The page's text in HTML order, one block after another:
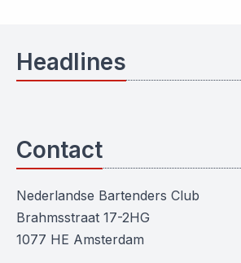
Headlines
Contact
Nederlandse Bartenders Club
Brahmsstraat 17-2HG
1077 HE Amsterdam